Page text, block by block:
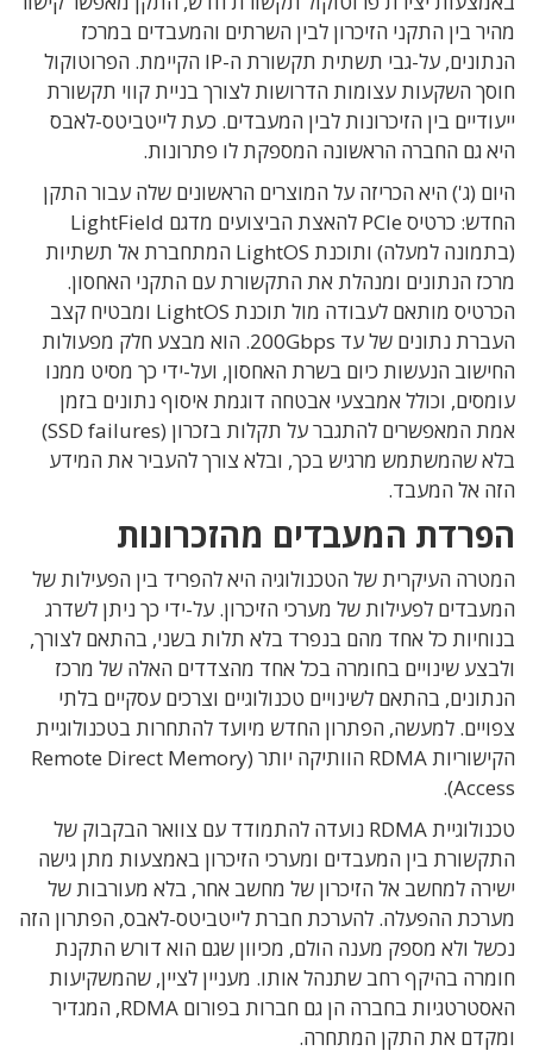
מהיר בין התקני הזיכרון לבין השרתים והמעבדים במרכז
הנתונים, על-גבי תשתית תקשורת ה-IP הקיימת. הפרוטוקול
חוסך השקעות עצומות הדרושות לצורך בניית קווי תקשורת
ייעודיים בין הזיכרונות לבין המעבדים. כעת לייטביטס-לאבס
היא גם החברה הראשונה המספקת לו פתרונות.
היום (ג') היא הכריזה על המוצרים הראשונים שלה עבור התקן
החדש: כרטיס PCIe להאצת הביצועים מדגם LightField
(בתמונה למעלה) ותוכנת LightOS המתחברת אל תשתיות
מרכז הנתונים ומנהלת את התקשורת עם התקני האחסון.
הכרטיס מותאם לעבודה מול תוכנת LightOS ומבטיח קצב
העברת נתונים של עד 200Gbps. הוא מבצע חלק מפעולות
החישוב הנעשות כיום בשרת האחסון, ועל-ידי כך מסיט ממנו
עומסים, וכולל אמבצעי אבטחה דוגמת איסוף נתונים בזמן
אמת המאפשרים להתגבר על תקלות בזכרון (SSD failures)
בלא שהמשתמש מרגיש בכך, ובלא צורך להעביר את המידע
הזה אל המעבד.
הפרדת המעבדים מהזכרונות
המטרה העיקרית של הטכנולוגיה היא להפריד בין הפעילות של
המעבדים לפעילות של מערכי הזיכרון. על-ידי כך ניתן לשדרג
בנוחיות כל אחד מהם בנפרד בלא תלות בשני, בהתאם לצורך,
ולבצע שינויים בחומרה בכל אחד מהצדדים האלה של מרכז
הנתונים, בהתאם לשינויים טכנולוגיים וצרכים עסקיים בלתי
צפויים. למעשה, הפתרון החדש מיועד להתחרות בטכנולוגיית
הקישוריות RDMA הוותיקה יותר (Remote Direct Memory
Access).
טכנולוגיית RDMA נועדה להתמודד עם צוואר הבקבוק של
התקשורת בין המעבדים ומערכי הזיכרון באמצעות מתן גישה
ישירה למחשב אל הזיכרון של מחשב אחר, בלא מעורבות של
מערכת ההפעלה. להערכת חברת לייטביטס-לאבס, הפתרון הזה
נכשל ולא מספק מענה הולם, מכיוון שגם הוא דורש התקנת
חומרה בהיקף רחב שתנהל אותו. מעניין לציין, שהמשקיעות
האסטרטגיות בחברה הן גם חברות בפורום RDMA, המגדיר
ומקדם את התקן המתחרה.